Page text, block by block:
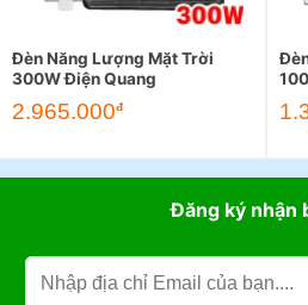
Đèn Năng Lượng Mặt Trời
300W Điện Quang
2.965.000đ
Đăng ký nhận